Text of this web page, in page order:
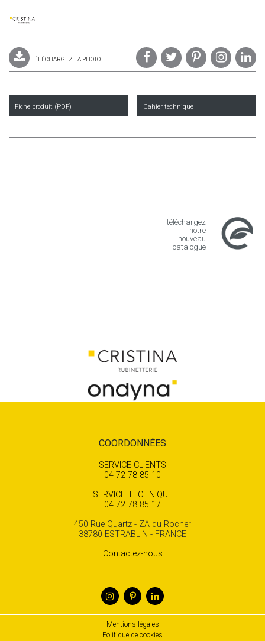
TÉLÉCHARGEZ LA PHOTO
Fiche produit (PDF) Cahier technique
téléchargez
notre
nouveau
catalogue
COORDONNÉES
SERVICE CLIENTS
04 72 78 85 10
SERVICE TECHNIQUE
04 72 78 85 17
450 Rue Quartz - ZA du Rocher
38780 ESTRABLIN - FRANCE
Contactez-nous
Mentions légales
Politique de cookies